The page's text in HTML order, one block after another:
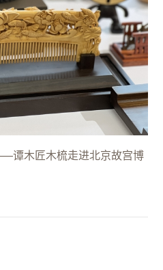
谭木匠木梳走进北京故宫博